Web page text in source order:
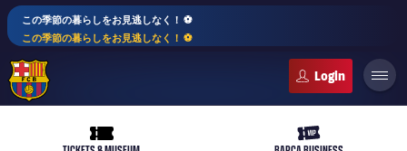
この季節の暮らしをお見逃しなく！ ⚽️
この季節の暮らしをお見逃しなく！ ⚽️
ticket-full ticket-vip